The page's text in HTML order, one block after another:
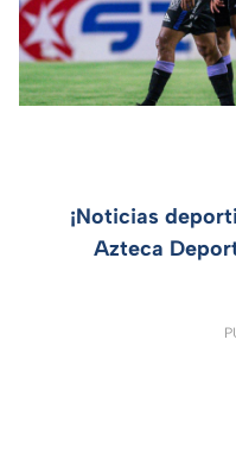
¡Noticias
Azteca